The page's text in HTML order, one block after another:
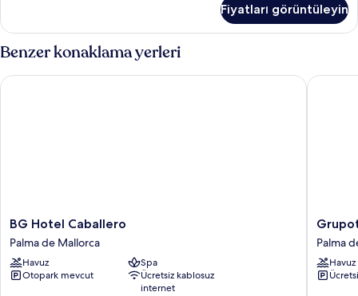
detay
Fiyatları görüntüleyin
Benzer konaklama yerleri
BG
Hotel
Caballero
Palma
de
BG Hotel Caballero
Palma de Mallorca
Havuz
Spa
Otopark mevcut
Ücretsiz kablosuz
internet
BG Hotel Caballero
Taurus
Park
Palma
de
Palma
Havuz